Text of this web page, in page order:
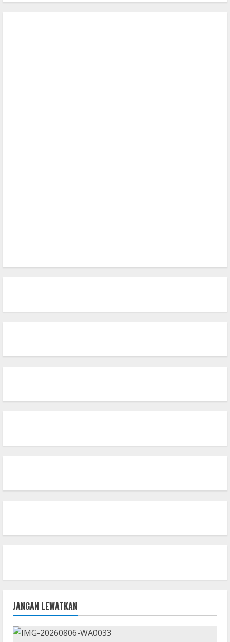
JANGAN LEWATKAN